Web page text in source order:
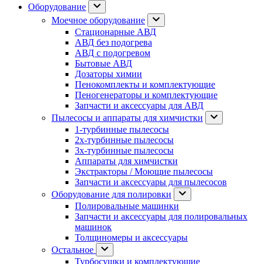
Оборудование
Моечное оборудование
Стационарные АВД
АВД без подогрева
АВД с подогревом
Бытовые АВД
Дозаторы химии
Пенокомплекты и комплектующие
Пеногенераторы и комплектующие
Запчасти и аксессуары для АВД
Пылесосы и аппараты для химчистки
1-турбинные пылесосы
2х-турбинные пылесосы
3х-турбинные пылесосы
Аппараты для химчистки
Экстракторы / Моющие пылесосы
Запчасти и аксессуары для пылесосов
Оборудование для полировки
Полировальные машинки
Запчасти и аксессуары для полировальных
машинок
Толщиномеры и аксессуары
Остальное
Турбосушки и комплектующие